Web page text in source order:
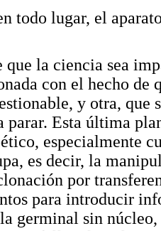
todo lugar, el
que la ciencia sea
con el hecho
y otra, que
parar. Esta última
especialmente
es decir, la
por
para introducir
germinal sin